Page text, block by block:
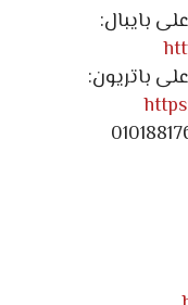
بايبال:
باتريون: